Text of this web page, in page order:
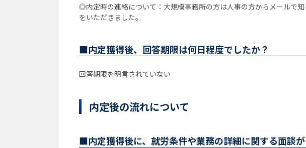
◎内定時の連絡について：大規模事務所の方は人事の方からメールで
をいただきました。
■内定獲得後、回答期限は何日程度でしたか？
回答期限を明言されていない
内定後の流れについて
■内定獲得後に、就労条件や業務の詳細に関する面談